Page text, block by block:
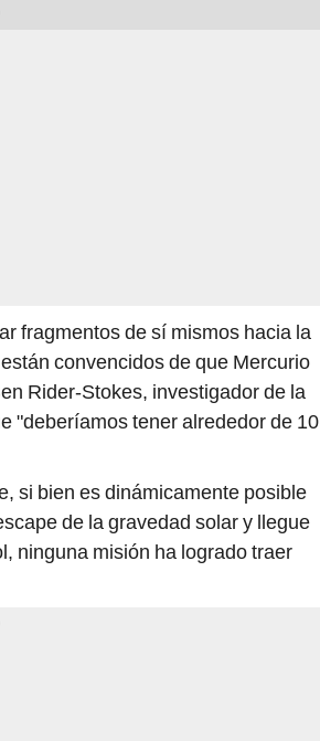
fragmentos de sí mismos hacia la
convencidos de que Mercurio
Rider-Stokes, investigador de la
"deberíamos tener alrededor de 10
si bien es dinámicamente posible
de la gravedad solar y llegue
ninguna misión ha logrado traer